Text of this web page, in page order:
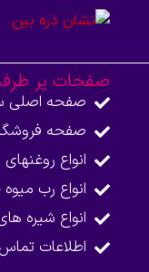
صفحات پر
صفحه اصلی
صفحه
انواع
انواع رب
انواع شیره
اطلاعات